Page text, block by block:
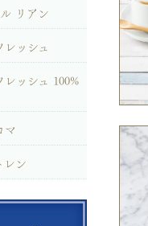
リアン
レッシュ
ッシュ 100%
マ
レン